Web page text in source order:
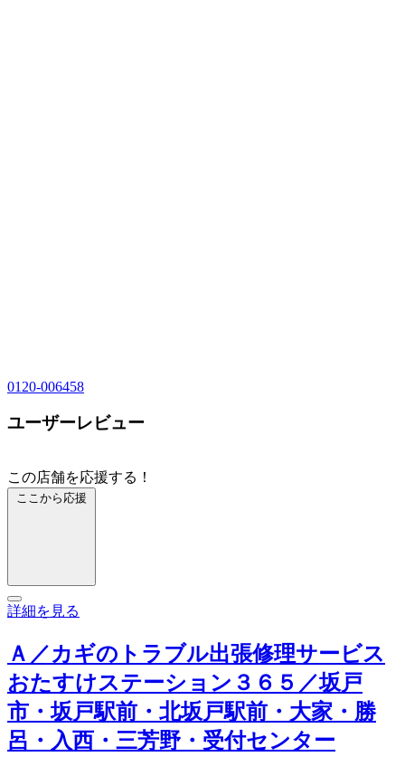
0120-006458
ユーザーレビュー
この店舗を応援する！
ここから応援
詳細を見る
Ａ／カギのトラブル出張修理サービス
おたすけステーション３６５／坂戸
市・坂戸駅前・北坂戸駅前・大家・勝
呂・入西・三芳野・受付センター